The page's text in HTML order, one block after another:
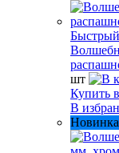
шт
Купить
В
Новинка